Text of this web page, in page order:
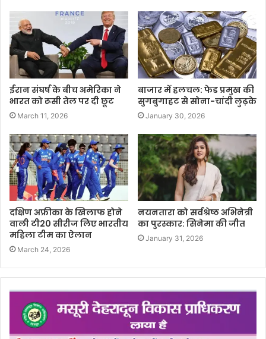
ईरान संघर्ष के बीच अमेरिका ने
भारत को रूसी तेल पर दी छूट
March 11, 2026
बाजार में हलचल: फेड प्रमुख की
सुगबुगाहट से सोना-चांदी लुढ़के
January 30, 2026
दक्षिण अफ्रीका के खिलाफ होने
वाली टी20 सीरीज लिए भारतीय
महिला टीम का ऐलान
March 24, 2026
नयनतारा को सर्वश्रेष्ठ अभिनेत्री
का पुरस्कार: सिनेमा की जीत
January 31, 2026